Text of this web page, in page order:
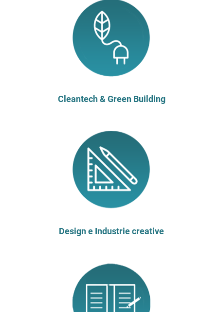
Cleantech & Green Building
Design e Industrie creative